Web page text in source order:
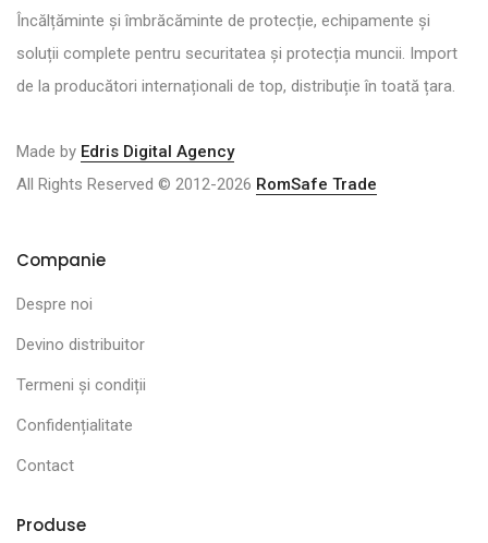
Încălțăminte și îmbrăcăminte de protecție, echipamente și
soluții complete pentru securitatea și protecția muncii. Import
de la producători internaționali de top, distribuție în toată țara.
Made by Edris Digital Agency
All Rights Reserved © 2012-2026 RomSafe Trade
Companie
Despre noi
Devino distribuitor
Termeni și condiții
Confidențialitate
Contact
Produse